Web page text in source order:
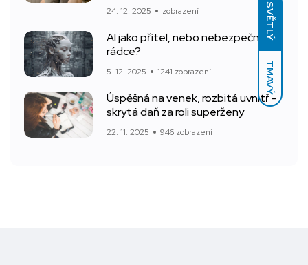
SVĚTLÝ
TMAVÝ
24. 12. 2025 zobrazení
AI jako přítel, nebo nebezpečný
rádce?
5. 12. 2025 1241 zobrazení
Úspěšná na venek, rozbitá uvnitř -
skrytá daň za roli superženy
22. 11. 2025 946 zobrazení